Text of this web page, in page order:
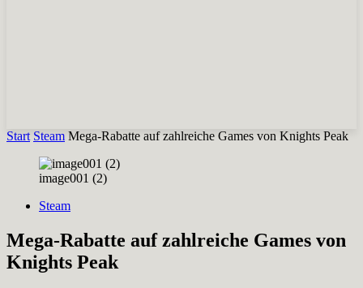
Start Steam Mega-Rabatte auf zahlreiche Games von Knights Peak
image001 (2)
Steam
Mega-Rabatte auf zahlreiche Games von
Knights Peak